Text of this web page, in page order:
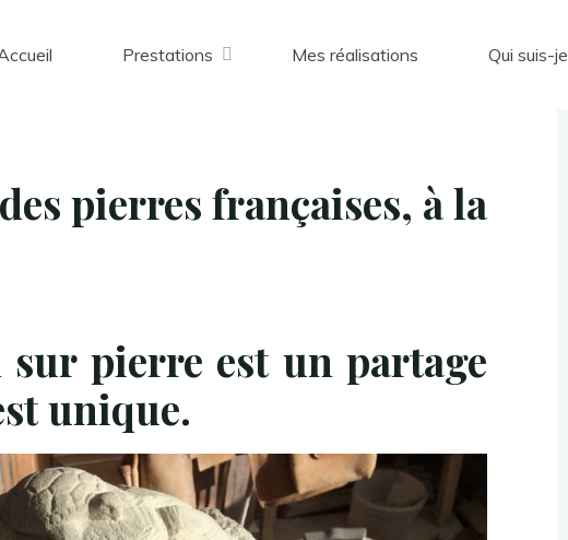
Prestations Mes réalisations Qui suis-je
pierres françaises, à la
sur pierre est un partage
unique.